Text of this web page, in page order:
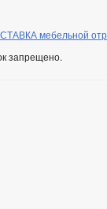
мебельной
запрещено.